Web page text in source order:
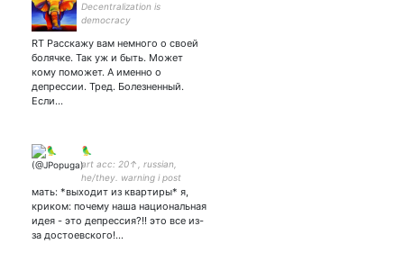
Decentralization is
democracy
RT Расскажу вам немного о своей
болячке. Так уж и быть. Может
кому поможет. А именно о
депрессии. Тред. Болезненный.
Если…
🦜
art acc: 20↑, russian,
he/they. warning i post
problematic / toxic / cringe
shit and rant in russian a lot.
日本語少しわかります！
мать: *выходит из квартиры* я,
криком: почему наша национальная
идея - это депрессия?!! это все из-
за достоевского!…